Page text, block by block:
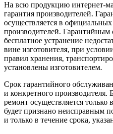
На всю продукцию интернет-
гарантия производителей.
осуществляется в
производителей. Гарантийным
бесплатное устранение
вине изготовителя, при
правил хранения,
установлены изготовителем.
Срок гарантийного
и конкретного
ремонт осуществляется только
будет признано неисправным
и только в течение срока,